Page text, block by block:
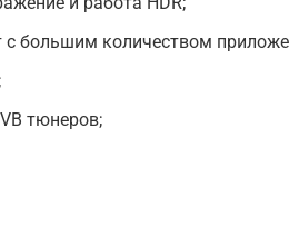
большим количеством
тюнеров;